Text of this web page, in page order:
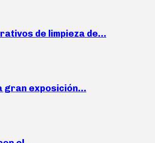
de limpieza de…
gran exposición…